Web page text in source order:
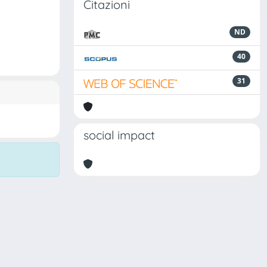
Citazioni
ND
40
31
social impact